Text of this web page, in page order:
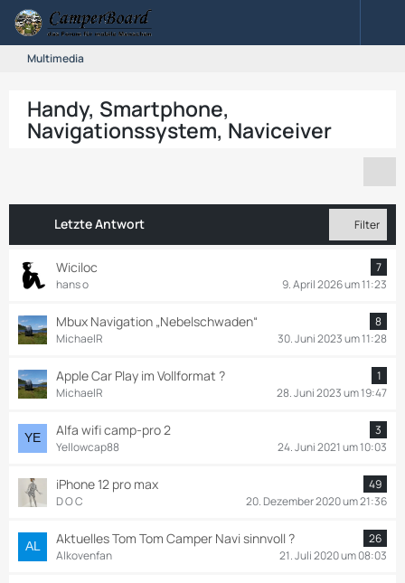
Multimedia
Handy, Smartphone,
Navigationssystem, Naviceiver
Letzte Antwort Filter
Wiciloc
7
hans o
9. April 2026 um 11:23
Mbux Navigation „Nebelschwaden“
8
MichaelR
30. Juni 2023 um 11:28
Apple Car Play im Vollformat ?
1
MichaelR
28. Juni 2023 um 19:47
Alfa wifi camp-pro 2
3
Yellowcap88
24. Juni 2021 um 10:03
iPhone 12 pro max
49
D O C
20. Dezember 2020 um 21:36
Aktuelles Tom Tom Camper Navi sinnvoll ?
26
Alkovenfan
21. Juli 2020 um 08:03